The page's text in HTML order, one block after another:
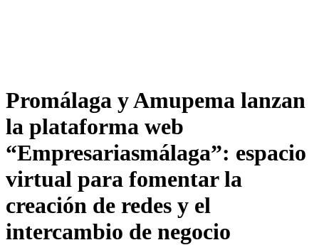
Promálaga y Amupema lanzan
la plataforma web
“Empresariasmálaga”: espacio
virtual para fomentar la
creación de redes y el
intercambio de negocio